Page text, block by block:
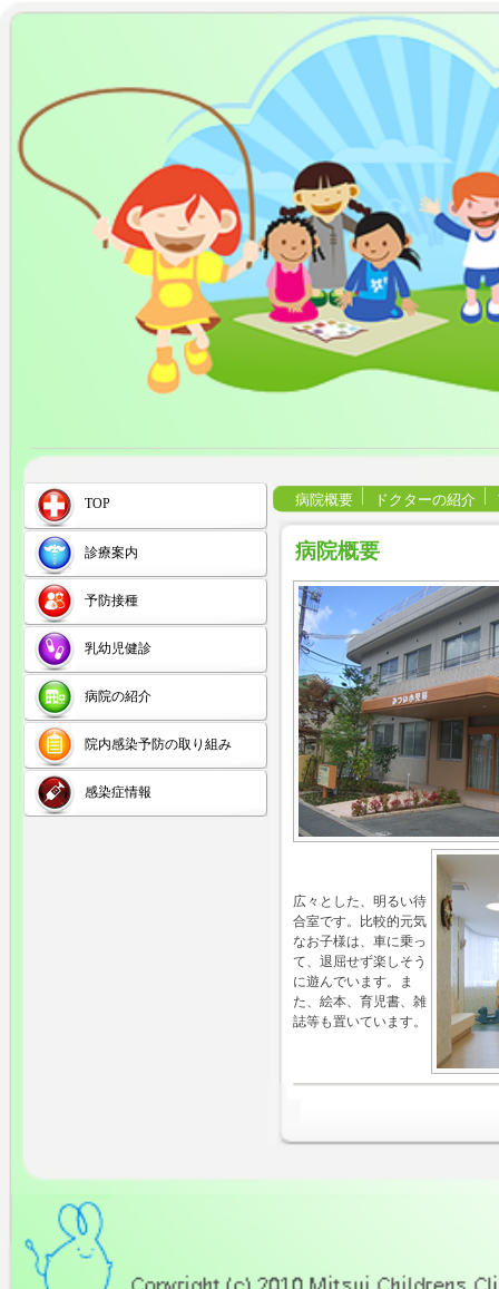
TOP
診療案内
予防接種
乳幼児健診
病院の紹介
院内感染予防の取り組み
感染症情報
病院概要 ドクターの紹介
病院概要
広々とした、明るい待
合室です。比較的元気
なお子様は、車に乗っ
て、退屈せず楽しそう
に遊んでいます。ま
た、絵本、育児書、雑
誌等も置いています。